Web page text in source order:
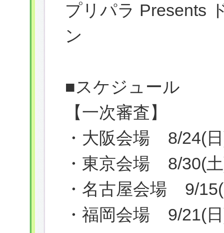
プリパラ Presents
ン
■スケジュール
【一次審査】
・大阪会場 8/24(
・東京会場 8/30(
・名古屋会場 9/
・福岡会場 9/21(